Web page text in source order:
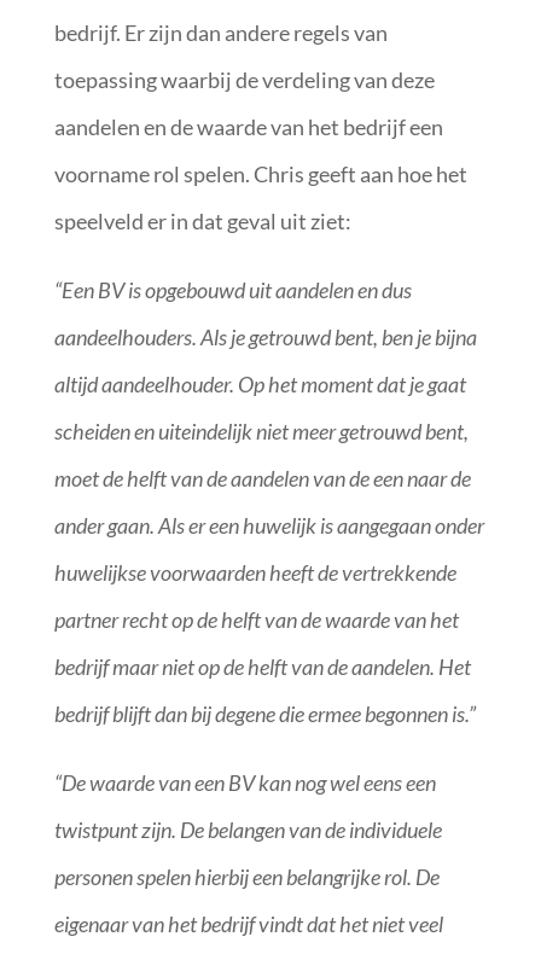
bedrijf. Er zijn dan andere regels van
toepassing waarbij de verdeling van deze
aandelen en de waarde van het bedrijf een
voorname rol spelen. Chris geeft aan hoe het
speelveld er in dat geval uit ziet:
“Een BV is opgebouwd uit aandelen en dus
aandeelhouders. Als je getrouwd bent, ben je bijna
altijd aandeelhouder. Op het moment dat je gaat
scheiden en uiteindelijk niet meer getrouwd bent,
moet de helft van de aandelen van de een naar de
ander gaan. Als er een huwelijk is aangegaan onder
huwelijkse voorwaarden heeft de vertrekkende
partner recht op de helft van de waarde van het
bedrijf maar niet op de helft van de aandelen. Het
bedrijf blijft dan bij degene die ermee begonnen is.”
“De waarde van een BV kan nog wel eens een
twistpunt zijn. De belangen van de individuele
personen spelen hierbij een belangrijke rol. De
eigenaar van het bedrijf vindt dat het niet veel